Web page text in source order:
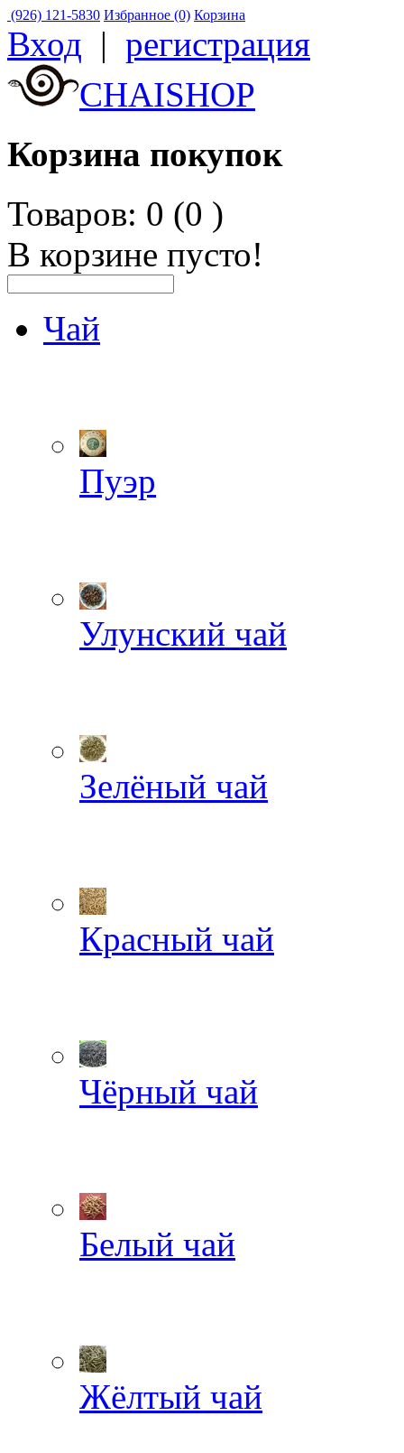
(926) 121-5830 Избранное (0) Корзина
Вход | регистрация
CHAISHOP
Корзина покупок
Товаров: 0 (0 )
В корзине пусто!
Чай
Пуэр
Улунский чай
Зелёный чай
Красный чай
Чёрный чай
Белый чай
Жёлтый чай